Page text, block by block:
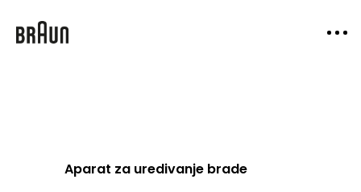
Aparat za uredivanje brade